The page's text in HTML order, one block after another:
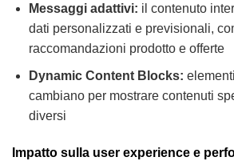
Messaggi adattivi: il contenuto
dati personalizzati e previsionali,
raccomandazioni prodotto e offerte
Dynamic Content Blocks:
cambiano per mostrare contenuti
diversi
Impatto sulla user experience e